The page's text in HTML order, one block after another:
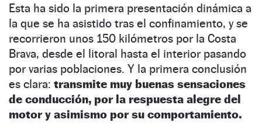
Esta ha sido la primera presentación dinámica a
la que se ha asistido tras el confinamiento, y se
recorrieron unos 150 kilómetros por la Costa
Brava, desde el litoral hasta el interior pasando
por varias poblaciones. Y la primera conclusión
es clara: transmite muy buenas sensaciones
de conducción, por la respuesta alegre del
motor y asimismo por su comportamiento.